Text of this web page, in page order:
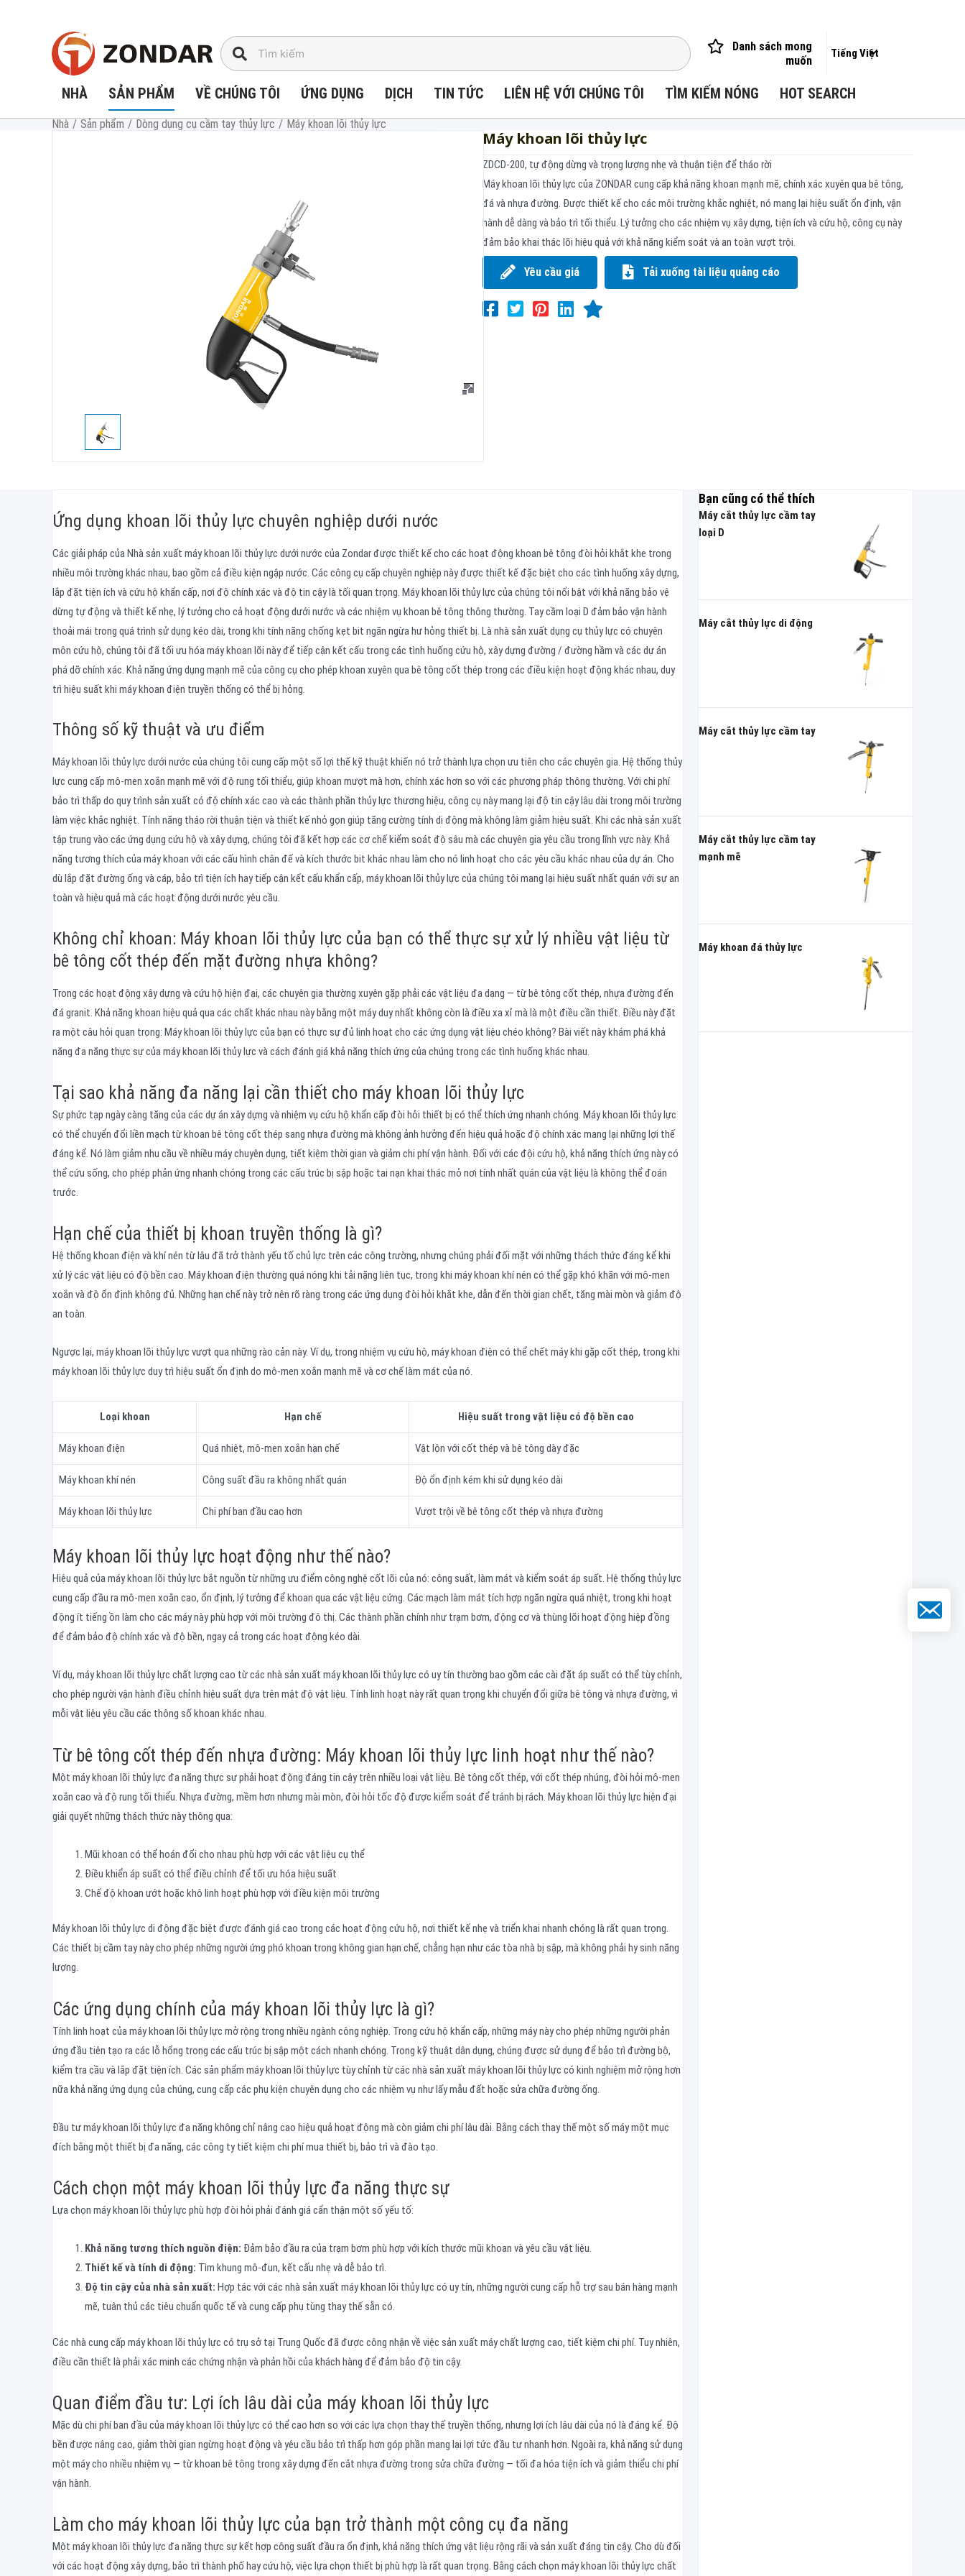
Danh sách mong
muốn
Tiếng Việt
NHÀ SẢN PHẨM VỀ CHÚNG TÔI ỨNG DỤNG DỊCH TIN TỨC LIÊN HỆ VỚI CHÚNG TÔI TÌM KIẾM NÓNG HOT SEARCH
Nhà / Sản phẩm / Dòng dụng cụ cầm tay thủy lực / Máy khoan lõi thủy lực
Máy khoan lõi thủy lực
ZDCD-200, tự động dừng và trọng lượng nhẹ và thuận tiện để tháo rời
Máy khoan lõi thủy lực của ZONDAR cung cấp khả năng khoan mạnh mẽ, chính xác xuyên qua bê tông,
đá và nhựa đường. Được thiết kế cho các môi trường khắc nghiệt, nó mang lại hiệu suất ổn định, vận
hành dễ dàng và bảo trì tối thiểu. Lý tưởng cho các nhiệm vụ xây dựng, tiện ích và cứu hộ, công cụ này
đảm bảo khai thác lõi hiệu quả với khả năng kiểm soát và an toàn vượt trội.
Yêu cầu giá Tải xuống tài liệu quảng cáo
Ứng dụng khoan lõi thủy lực chuyên nghiệp dưới nước
Các giải pháp của Nhà sản xuất máy khoan lõi thủy lực dưới nước của Zondar được thiết kế cho các hoạt động khoan bê tông đòi hỏi khắt khe trong
nhiều môi trường khác nhau, bao gồm cả điều kiện ngập nước. Các công cụ cấp chuyên nghiệp này được thiết kế đặc biệt cho các tình huống xây dựng,
lắp đặt tiện ích và cứu hộ khẩn cấp, nơi độ chính xác và độ tin cậy là tối quan trọng. Máy khoan lõi thủy lực của chúng tôi nổi bật với khả năng bảo vệ
dừng tự động và thiết kế nhẹ, lý tưởng cho cả hoạt động dưới nước và các nhiệm vụ khoan bê tông thông thường. Tay cầm loại D đảm bảo vận hành
thoải mái trong quá trình sử dụng kéo dài, trong khi tính năng chống kẹt bit ngăn ngừa hư hỏng thiết bị. Là nhà sản xuất dụng cụ thủy lực có chuyên
môn cứu hộ, chúng tôi đã tối ưu hóa máy khoan lõi này để tiếp cận kết cấu trong các tình huống cứu hộ, xây dựng đường / đường hầm và các dự án
phá dỡ chính xác. Khả năng ứng dụng mạnh mẽ của công cụ cho phép khoan xuyên qua bê tông cốt thép trong các điều kiện hoạt động khác nhau, duy
trì hiệu suất khi máy khoan điện truyền thống có thể bị hỏng.
Thông số kỹ thuật và ưu điểm
Máy khoan lõi thủy lực dưới nước của chúng tôi cung cấp một số lợi thế kỹ thuật khiến nó trở thành lựa chọn ưu tiên cho các chuyên gia. Hệ thống thủy
lực cung cấp mô-men xoắn mạnh mẽ với độ rung tối thiểu, giúp khoan mượt mà hơn, chính xác hơn so với các phương pháp thông thường. Với chi phí
bảo trì thấp do quy trình sản xuất có độ chính xác cao và các thành phần thủy lực thương hiệu, công cụ này mang lại độ tin cậy lâu dài trong môi trường
làm việc khắc nghiệt. Tính năng tháo rời thuận tiện và thiết kế nhỏ gọn giúp tăng cường tính di động mà không làm giảm hiệu suất. Khi các nhà sản xuất
tập trung vào các ứng dụng cứu hộ và xây dựng, chúng tôi đã kết hợp các cơ chế kiểm soát độ sâu mà các chuyên gia yêu cầu trong lĩnh vực này. Khả
năng tương thích của máy khoan với các cấu hình chân đế và kích thước bit khác nhau làm cho nó linh hoạt cho các yêu cầu khác nhau của dự án. Cho
dù lắp đặt đường ống và cáp, bảo trì tiện ích hay tiếp cận kết cấu khẩn cấp, máy khoan lõi thủy lực của chúng tôi mang lại hiệu suất nhất quán với sự an
toàn và hiệu quả mà các hoạt động dưới nước yêu cầu.
Không chỉ khoan: Máy khoan lõi thủy lực của bạn có thể thực sự xử lý nhiều vật liệu từ
bê tông cốt thép đến mặt đường nhựa không?
Trong các hoạt động xây dựng và cứu hộ hiện đại, các chuyên gia thường xuyên gặp phải các vật liệu đa dạng — từ bê tông cốt thép, nhựa đường đến
đá granit. Khả năng khoan hiệu quả qua các chất khác nhau này bằng một máy duy nhất không còn là điều xa xỉ mà là một điều cần thiết. Điều này đặt
ra một câu hỏi quan trọng: Máy khoan lõi thủy lực của bạn có thực sự đủ linh hoạt cho các ứng dụng vật liệu chéo không? Bài viết này khám phá khả
năng đa năng thực sự của máy khoan lõi thủy lực và cách đánh giá khả năng thích ứng của chúng trong các tình huống khác nhau.
Tại sao khả năng đa năng lại cần thiết cho máy khoan lõi thủy lực
Sự phức tạp ngày càng tăng của các dự án xây dựng và nhiệm vụ cứu hộ khẩn cấp đòi hỏi thiết bị có thể thích ứng nhanh chóng. Máy khoan lõi thủy lực
có thể chuyển đổi liền mạch từ khoan bê tông cốt thép sang nhựa đường mà không ảnh hưởng đến hiệu quả hoặc độ chính xác mang lại những lợi thế
đáng kể. Nó làm giảm nhu cầu về nhiều máy chuyên dụng, tiết kiệm thời gian và giảm chi phí vận hành. Đối với các đội cứu hộ, khả năng thích ứng này có
thể cứu sống, cho phép phản ứng nhanh chóng trong các cấu trúc bị sập hoặc tai nạn khai thác mỏ nơi tính nhất quán của vật liệu là không thể đoán
trước.
Hạn chế của thiết bị khoan truyền thống là gì?
Hệ thống khoan điện và khí nén từ lâu đã trở thành yếu tố chủ lực trên các công trường, nhưng chúng phải đối mặt với những thách thức đáng kể khi
xử lý các vật liệu có độ bền cao. Máy khoan điện thường quá nóng khi tải nặng liên tục, trong khi máy khoan khí nén có thể gặp khó khăn với mô-men
xoắn và độ ổn định không đủ. Những hạn chế này trở nên rõ ràng trong các ứng dụng đòi hỏi khắt khe, dẫn đến thời gian chết, tăng mài mòn và giảm độ
an toàn.
Ngược lại, máy khoan lõi thủy lực vượt qua những rào cản này. Ví dụ, trong nhiệm vụ cứu hộ, máy khoan điện có thể chết máy khi gặp cốt thép, trong khi
máy khoan lõi thủy lực duy trì hiệu suất ổn định do mô-men xoắn mạnh mẽ và cơ chế làm mát của nó.
Loại khoan Hạn chế Hiệu suất trong vật liệu có độ bền cao
Máy khoan điện Quá nhiệt, mô-men xoắn hạn chế Vật lộn với cốt thép và bê tông dày đặc
Máy khoan khí nén Công suất đầu ra không nhất quán Độ ổn định kém khi sử dụng kéo dài
Máy khoan lõi thủy lực Chi phí ban đầu cao hơn Vượt trội về bê tông cốt thép và nhựa đường
Máy khoan lõi thủy lực hoạt động như thế nào?
Hiệu quả của máy khoan lõi thủy lực bắt nguồn từ những ưu điểm công nghệ cốt lõi của nó: công suất, làm mát và kiểm soát áp suất. Hệ thống thủy lực
cung cấp đầu ra mô-men xoắn cao, ổn định, lý tưởng để khoan qua các vật liệu cứng. Các mạch làm mát tích hợp ngăn ngừa quá nhiệt, trong khi hoạt
động ít tiếng ồn làm cho các máy này phù hợp với môi trường đô thị. Các thành phần chính như trạm bơm, động cơ và thùng lõi hoạt động hiệp đồng
để đảm bảo độ chính xác và độ bền, ngay cả trong các hoạt động kéo dài.
Ví dụ, máy khoan lõi thủy lực chất lượng cao từ các nhà sản xuất máy khoan lõi thủy lực có uy tín thường bao gồm các cài đặt áp suất có thể tùy chỉnh,
cho phép người vận hành điều chỉnh hiệu suất dựa trên mật độ vật liệu. Tính linh hoạt này rất quan trọng khi chuyển đổi giữa bê tông và nhựa đường, vì
mỗi vật liệu yêu cầu các thông số khoan khác nhau.
Từ bê tông cốt thép đến nhựa đường: Máy khoan lõi thủy lực linh hoạt như thế nào?
Một máy khoan lõi thủy lực đa năng thực sự phải hoạt động đáng tin cậy trên nhiều loại vật liệu. Bê tông cốt thép, với cốt thép nhúng, đòi hỏi mô-men
xoắn cao và độ rung tối thiểu. Nhựa đường, mềm hơn nhưng mài mòn, đòi hỏi tốc độ được kiểm soát để tránh bị rách. Máy khoan lõi thủy lực hiện đại
giải quyết những thách thức này thông qua:
Mũi khoan có thể hoán đổi cho nhau phù hợp với các vật liệu cụ thể
Điều khiển áp suất có thể điều chỉnh để tối ưu hóa hiệu suất
Chế độ khoan ướt hoặc khô linh hoạt phù hợp với điều kiện môi trường
Máy khoan lõi thủy lực di động đặc biệt được đánh giá cao trong các hoạt động cứu hộ, nơi thiết kế nhẹ và triển khai nhanh chóng là rất quan trọng.
Các thiết bị cầm tay này cho phép những người ứng phó khoan trong không gian hạn chế, chẳng hạn như các tòa nhà bị sập, mà không phải hy sinh năng
lượng.
Các ứng dụng chính của máy khoan lõi thủy lực là gì?
Tính linh hoạt của máy khoan lõi thủy lực mở rộng trong nhiều ngành công nghiệp. Trong cứu hộ khẩn cấp, những máy này cho phép những người phản
ứng đầu tiên tạo ra các lỗ hổng trong các cấu trúc bị sập một cách nhanh chóng. Trong kỹ thuật dân dụng, chúng được sử dụng để bảo trì đường bộ,
kiểm tra cầu và lắp đặt tiện ích. Các sản phẩm máy khoan lõi thủy lực tùy chỉnh từ các nhà sản xuất máy khoan lõi thủy lực có kinh nghiệm mở rộng hơn
nữa khả năng ứng dụng của chúng, cung cấp các phụ kiện chuyên dụng cho các nhiệm vụ như lấy mẫu đất hoặc sửa chữa đường ống.
Đầu tư máy khoan lõi thủy lực đa năng không chỉ nâng cao hiệu quả hoạt động mà còn giảm chi phí lâu dài. Bằng cách thay thế một số máy một mục
đích bằng một thiết bị đa năng, các công ty tiết kiệm chi phí mua thiết bị, bảo trì và đào tạo.
Cách chọn một máy khoan lõi thủy lực đa năng thực sự
Lựa chọn máy khoan lõi thủy lực phù hợp đòi hỏi phải đánh giá cẩn thận một số yếu tố:
Khả năng tương thích nguồn điện: Đảm bảo đầu ra của trạm bơm phù hợp với kích thước mũi khoan và yêu cầu vật liệu.
Thiết kế và tính di động: Tìm khung mô-đun, kết cấu nhẹ và dễ bảo trì.
Độ tin cậy của nhà sản xuất: Hợp tác với các nhà sản xuất máy khoan lõi thủy lực có uy tín, những người cung cấp hỗ trợ sau bán hàng mạnh
mẽ, tuân thủ các tiêu chuẩn quốc tế và cung cấp phụ tùng thay thế sẵn có.
Các nhà cung cấp máy khoan lõi thủy lực có trụ sở tại Trung Quốc đã được công nhận về việc sản xuất máy chất lượng cao, tiết kiệm chi phí. Tuy nhiên,
điều cần thiết là phải xác minh các chứng nhận và phản hồi của khách hàng để đảm bảo độ tin cậy.
Quan điểm đầu tư: Lợi ích lâu dài của máy khoan lõi thủy lực
Mặc dù chi phí ban đầu của máy khoan lõi thủy lực có thể cao hơn so với các lựa chọn thay thế truyền thống, nhưng lợi ích lâu dài của nó là đáng kể. Độ
bền được nâng cao, giảm thời gian ngừng hoạt động và yêu cầu bảo trì thấp hơn góp phần mang lại lợi tức đầu tư nhanh hơn. Ngoài ra, khả năng sử dụng
một máy cho nhiều nhiệm vụ — từ khoan bê tông trong xây dựng đến cắt nhựa đường trong sửa chữa đường — tối đa hóa tiện ích và giảm thiểu chi phí
vận hành.
Làm cho máy khoan lõi thủy lực của bạn trở thành một công cụ đa năng
Một máy khoan lõi thủy lực đa năng thực sự kết hợp công suất đầu ra ổn định, khả năng thích ứng vật liệu rộng rãi và sản xuất đáng tin cậy. Cho dù đối
với các hoạt động xây dựng, bảo trì thành phố hay cứu hộ, việc lựa chọn thiết bị phù hợp là rất quan trọng. Bằng cách chọn máy khoan lõi thủy lực chất
Bạn cũng có thể thích
Máy cắt thủy lực cầm tay
loại D
Máy cắt thủy lực di động
Máy cắt thủy lực cầm tay
Máy cắt thủy lực cầm tay
mạnh mẽ
Máy khoan đá thủy lực
Email